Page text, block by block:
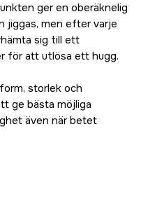
ger en oberäknelig
jiggas, men efter varje
sig till ett
för att utlösa ett hugg.
storlek och
ge bästa möjliga
även när betet